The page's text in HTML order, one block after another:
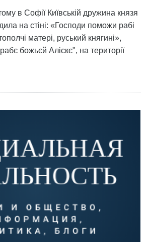
в Софії Київській дружина князя
на стіні: «Господи поможи рабі
матері, руський княгині»,
божьєй Аліскє", на території